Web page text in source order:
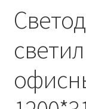
Обозначения
кронштейнов
Отправить заявку
Оформление